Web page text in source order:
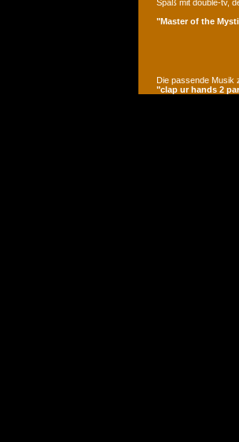
Spaß mit double-tv,
"Master of the
Die passende Musik
"clap ur hands 2